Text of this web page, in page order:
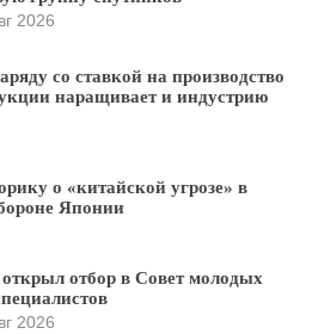
2026
со ставкой на производство
наращивает и индустрию
о «китайской угрозе» в
Японии
отбор в Совет молодых
2026